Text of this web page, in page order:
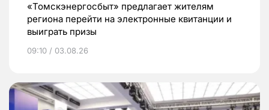
«Томскэнергосбыт» предлагает жителям
региона перейти на электронные квитанции и
выиграть призы
09:10 / 03.08.26